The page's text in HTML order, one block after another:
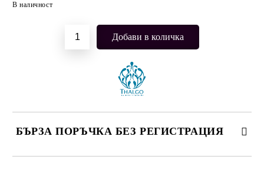
В наличност
БЪРЗА ПОРЪЧКА БЕЗ РЕГИСТРАЦИЯ